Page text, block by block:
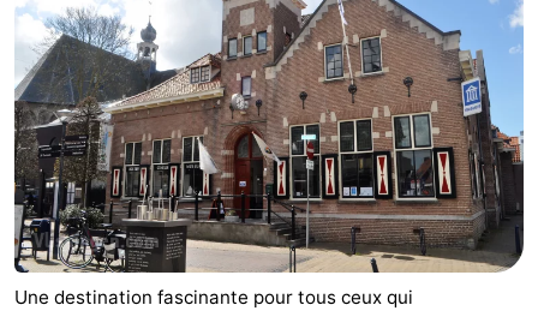
Une destination fascinante pour tous ceux qui